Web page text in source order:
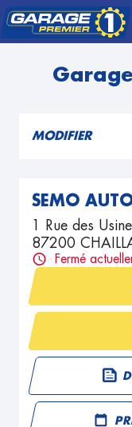
MODIFIER
SEMO
1 Rue des
87200
Fermé